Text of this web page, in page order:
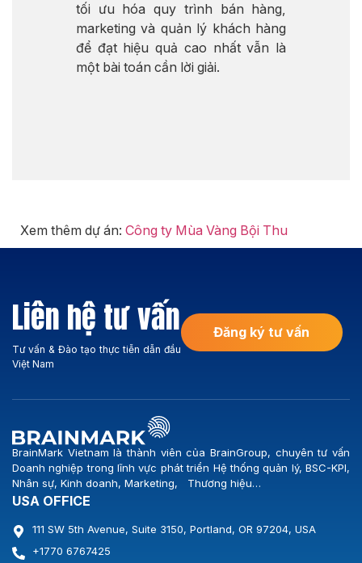
tối ưu hóa quy trình bán hàng,
marketing và quản lý khách hàng
để đạt hiệu quả cao nhất vẫn là
một bài toán cần lời giải.
Xem thêm dự án: Công ty Mùa Vàng Bội Thu
Liên hệ tư vấn
Tư vấn & Đào tạo thực tiễn dẫn đầu
Việt Nam
Đăng ký tư vấn
BrainMark Vietnam là thành viên của BrainGroup, chuyên tư vấn
Doanh nghiệp trong lĩnh vực phát triển Hệ thống quản lý, BSC-KPI,
Nhân sự, Kinh doanh, Marketing, Thương hiệu…
USA OFFICE
111 SW 5th Avenue, Suite 3150, Portland, OR 97204, USA
+1770 6767425